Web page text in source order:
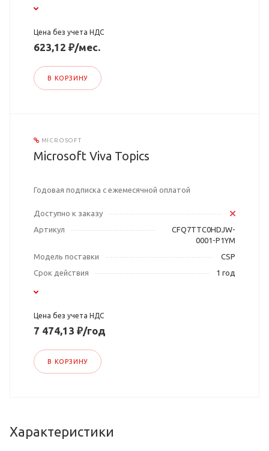
Цена без учета НДС
623,12 ₽/мес.
В КОРЗИНУ
MICROSOFT
Microsoft Viva Topics
Годовая подписка с ежемесячной оплатой
Доступно к заказу
Артикул
CFQ7TTC0HDJW-
0001-P1YM
Модель поставки
CSP
Срок действия
1 год
Цена без учета НДС
7 474,13 ₽/год
В КОРЗИНУ
Характеристики